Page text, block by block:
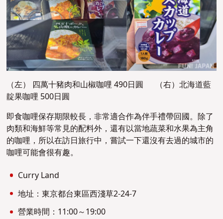
（左） 四萬十豬肉和山椒咖哩 490日圓 （右）北海道藍
靛果咖哩 500日圓
即食咖哩保存期限較長，非常適合作為伴手禮帶回國。除了
肉類和海鮮等常見的配料外，還有以當地蔬菜和水果為主角
的咖哩，所以在訪日旅行中，嘗試一下還沒有去過的城市的
咖哩可能會很有趣。
Curry Land
地址：東京都台東區西淺草2-24-7
營業時間：11:00～19:00